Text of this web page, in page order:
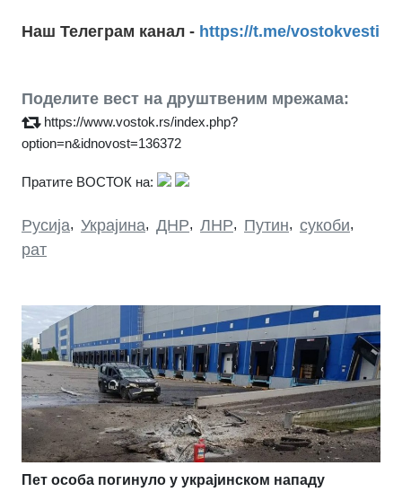
Наш Телеграм канал - https://t.me/vostokvesti
Поделите вест на друштвеним мрежама:
https://www.vostok.rs/index.php?
option=n&idnovost=136372
Пратите ВОСТОК на:
Русија, Украјина, ДНР, ЛНР, Путин, сукоби,
рат
Пет особа погинуло у украјинском нападу